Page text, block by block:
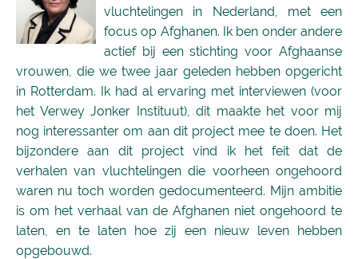
vluchtelingen in Nederland, met een
focus op Afghanen. Ik ben onder andere
actief bij een stichting voor Afghaanse
vrouwen, die we twee jaar geleden hebben opgericht
in Rotterdam. Ik had al ervaring met interviewen (voor
het Verwey Jonker Instituut), dit maakte het voor mij
nog interessanter om aan dit project mee te doen. Het
bijzondere aan dit project vind ik het feit dat de
verhalen van vluchtelingen die voorheen ongehoord
waren nu toch worden gedocumenteerd. Mijn ambitie
is om het verhaal van de Afghanen niet ongehoord te
laten, en te laten hoe zij een nieuw leven hebben
opgebouwd.